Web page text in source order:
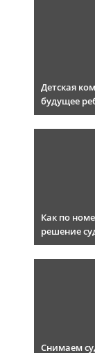
Детская
будущее
Как по
решение
Снимаем